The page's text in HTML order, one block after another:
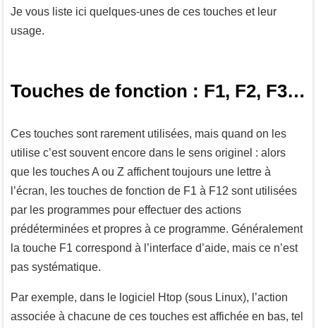
Je vous liste ici quelques-unes de ces touches et leur
usage.
Touches de fonction : F1, F2, F3…
Ces touches sont rarement utilisées, mais quand on les
utilise c’est souvent encore dans le sens originel : alors
que les touchesA ou Z affichent toujours une lettre à
l’écran, les touches de fonction de F1 à F12 sont utilisées
par les programmes pour effectuer des actions
prédéterminées et propres à ce programme. Généralement
la touche F1 correspond à l’interface d’aide, mais ce n’est
pas systématique.
Par exemple, dans le logiciel Htop (sous Linux), l’action
associée à chacune de ces touches est affichée en bas, tel